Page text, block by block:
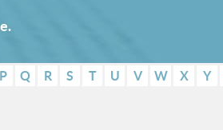
P Q R S T U V W X Y